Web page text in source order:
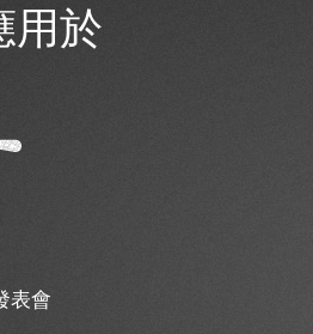
用於
表會